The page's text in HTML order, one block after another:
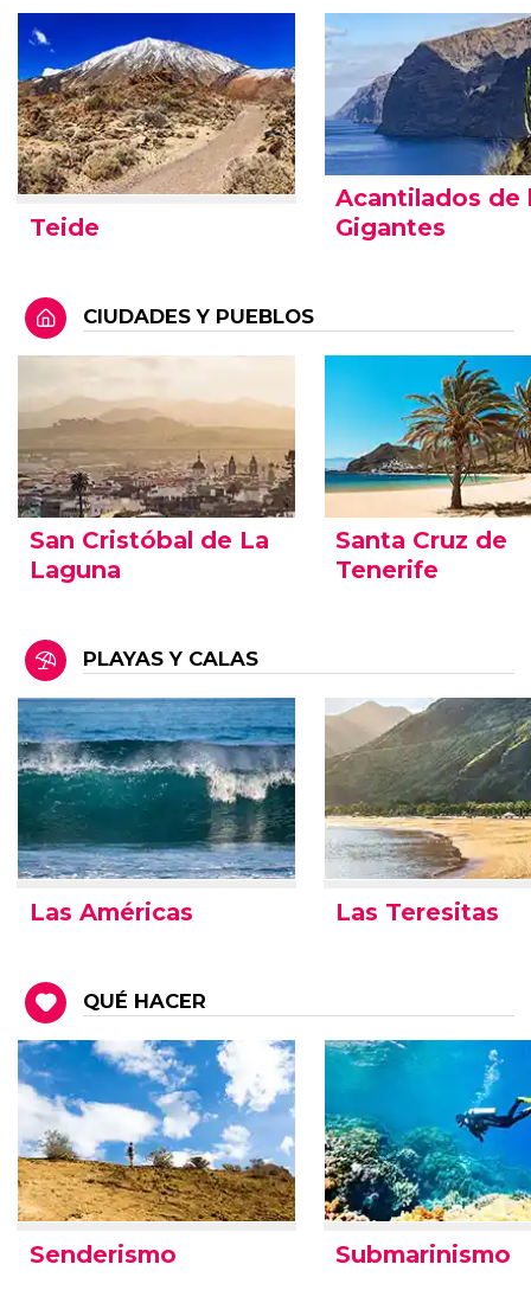
Teide
Acantilados de
Gigantes
CIUDADES Y PUEBLOS
San Cristóbal de La
Laguna
Santa Cruz de
Tenerife
PLAYAS Y CALAS
Las Américas Las Teresitas
QUÉ HACER
Senderismo Submarinismo